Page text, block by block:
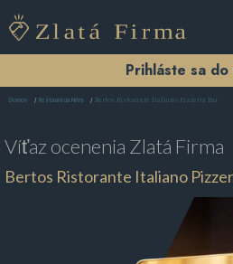
Prihláste sa
Domov Reštaurácia Nitra Bertos Ristorante Italiano Pizzeria Bar
Víťaz ocenenia Zlatá Firma
Bertos Ristorante Italiano